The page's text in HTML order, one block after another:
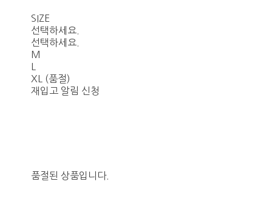
SIZE
선택하세요.
선택하세요.
M
XL (품절)
재입고 알림 신청
품절된 상품입니다.